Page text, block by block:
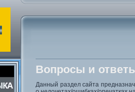
Вопросы и
Данный раздел сайта